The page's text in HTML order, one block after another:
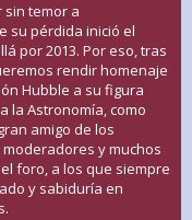
temor a
su pérdida inició el
por 2013. Por eso, tras
rendir homenaje
Hubble a su figura
la Astronomía, como
amigo de los
y muchos
foro, a los que siempre
y sabiduría en